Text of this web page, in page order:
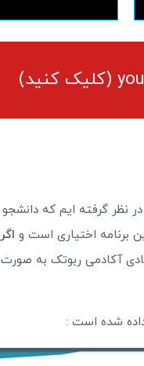
در نظر گرفته ایم که
برنامه اختیاری است و
آکادمی ربوتک به
داده شده است :